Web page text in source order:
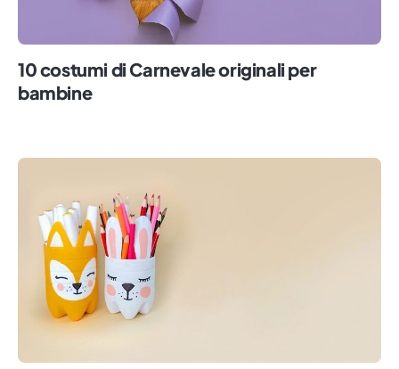
10 costumi di Carnevale originali per
bambine